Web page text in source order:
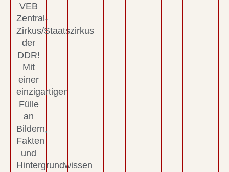
VEB
Zentral-
Zirkus/Staatszirkus
der
DDR!
Mit
einer
einzigartigen
Fülle
an
Bildern,
Fakten
und
Hintergrundwissen